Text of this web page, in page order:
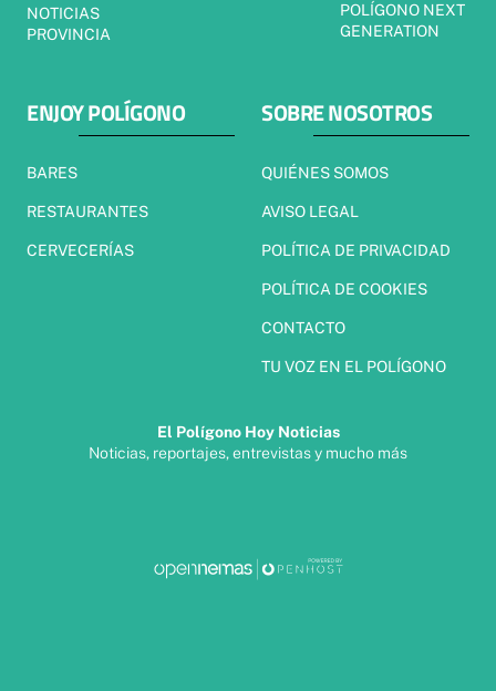
NOTICIAS
PROVINCIA
POLÍGONO NEXT
GENERATION
ENJOY POLÍGONO
BARES
RESTAURANTES
CERVECERÍAS
SOBRE NOSOTROS
QUIÉNES SOMOS
AVISO LEGAL
POLÍTICA DE PRIVACIDAD
POLÍTICA DE COOKIES
CONTACTO
TU VOZ EN EL POLÍGONO
El Polígono Hoy Noticias
Noticias, reportajes, entrevistas y mucho más